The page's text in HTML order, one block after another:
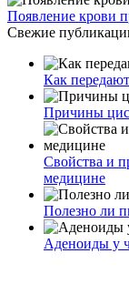
Появление крови
Свежие
Как
Причины
Свойства и
медицине
Полезно ли
Аденоиды у